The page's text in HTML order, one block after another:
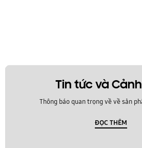
Tin tức và
Thông báo quan trọng về về sản
ĐỌC THÊM